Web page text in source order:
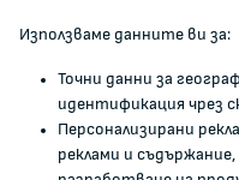
Регистър на опасните
Регистър на е-адреси
Използваме данните ви за:
Точни данни за
идентификация чрез
Персонализирани
реклами и